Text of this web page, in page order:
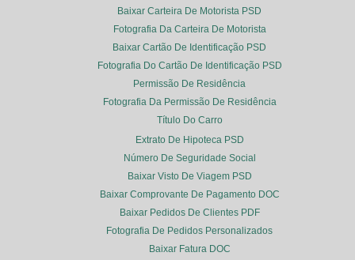
Baixar Carteira De Motorista PSD
Fotografia Da Carteira De Motorista
Baixar Cartão De Identificação PSD
Fotografia Do Cartão De Identificação PSD
Permissão De Residência
Fotografia Da Permissão De Residência
Título Do Carro
Extrato De Hipoteca PSD
Número De Seguridade Social
Baixar Visto De Viagem PSD
Baixar Comprovante De Pagamento DOC
Baixar Pedidos De Clientes PDF
Fotografia De Pedidos Personalizados
Baixar Fatura DOC